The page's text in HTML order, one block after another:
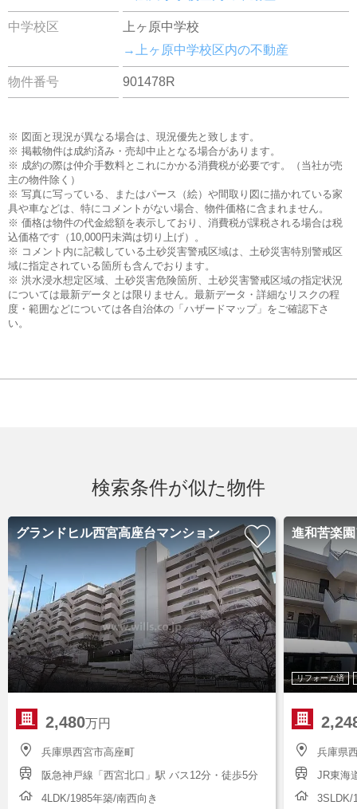
中学校区
上ヶ原中学校
→上ヶ原中学校区内の不動産
物件番号 901478R
※ 図面と現況が異なる場合は、現況優先と致します。
※ 掲載物件は成約済み・売却中止となる場合があります。
※ 成約の際は仲介手数料とこれにかかる消費税が必要です。（当社が売
主の物件除く）
※ 写真に写っている、またはパース（絵）や間取り図に描かれている家
具や車などは、特にコメントがない場合、物件価格に含まれません。
※ 価格は物件の代金総額を表示しており、消費税が課税される場合は税
込価格です（10,000円未満は切り上げ）。
※ コメント内に記載している土砂災害警戒区域は、土砂災害特別警戒区
域に指定されている箇所も含んでおります。
※ 洪水浸水想定区域、土砂災害危険箇所、土砂災害警戒区域の指定状況
については最新データとは限りません。最新データ・詳細なリスクの程
度・範囲などについては各自治体の「ハザードマップ」をご確認下さ
い。
検索条件が似た物件
グランドヒル西宮高座台マンション
2,480万円
兵庫県西宮市高座町
阪急神戸線「西宮北口」駅 バス12分・徒歩5分
4LDK/1985年築/南西向き
進和苦楽
リフォーム済
兵庫県
JR東海
3SLDK/